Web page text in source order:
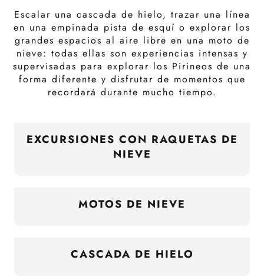
SAFARI DE ESQUÍ
Escalar una cascada de hielo, trazar una línea
en una empinada pista de esquí o explorar los
grandes espacios al aire libre en una moto de
nieve: todas ellas son experiencias intensas y
supervisadas para explorar los Pirineos de una
forma diferente y disfrutar de momentos que
recordará durante mucho tiempo.
EXCURSIONES CON RAQUETAS DE
NIEVE
MOTOS DE NIEVE
CASCADA DE HIELO